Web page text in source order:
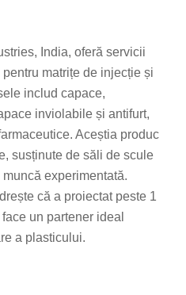
India, oferă servicii
matrițe de injecție și
includ capace,
inviolabile și antifurt,
Aceștia produc
susținute de săli de scule
experimentată.
că a proiectat peste 1
un partener ideal
a plasticului.